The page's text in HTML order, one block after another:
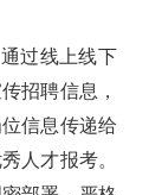
过线上线下
招聘信息，
信息传递给
人才报考。